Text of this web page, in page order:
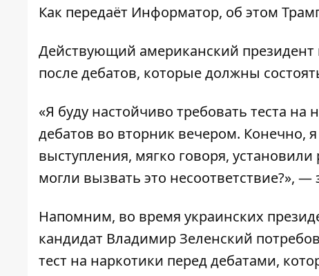
Как передаёт Информатор, об этом
Действующий американский президент
после дебатов, которые должны
«Я буду настойчиво требовать теста
дебатов во вторник вечером. Конечно,
выступления, мягко говоря,
могли вызвать это несоответствие?», —
Напомним, во время украинских
кандидат Владимир Зеленский
тест на наркотики перед дебатами,